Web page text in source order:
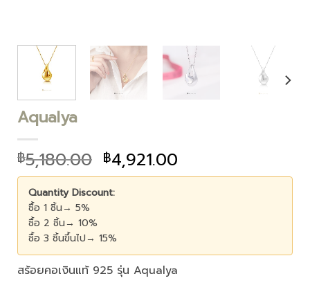
Aqualya
฿5,180.00 ฿4,921.00
Quantity Discount:
ซื้อ 1 ชิ้น→ 5%
ซื้อ 2 ชิ้น→ 10%
ซื้อ 3 ชิ้นขึ้นไป→ 15%
สร้อยคอเงินแท้ 925 รุ่น Aqualya